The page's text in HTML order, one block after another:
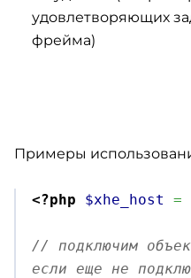
удовлетворяющих
фрейма)
Примеры
<?php $xhe_host =
// подключим
если еще не